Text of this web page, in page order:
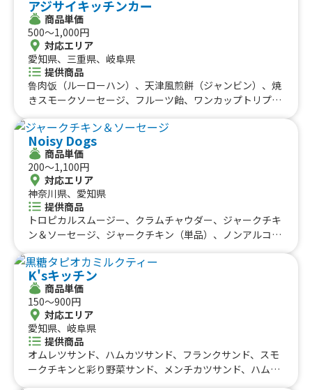
福岡県佐賀県長崎県熊本県大分県
沖縄のケータリングカー
沖縄県
#りんご飴・フルーツ飴
#アサイーボウル
んクリーム、オレオクリーム、チョコクリーム、キャラメ
ルクリーム、抹茶クリーム、ストロベリークリーム、ブル
ーベリークリーム、マンゴークリーム、メープルクリー
ム、ソーセージチーズ、ツナピザ、ツナチーズ、ツナサラ
ダ、ハムツナチーズ、ハムピザ、ハムチーズ、ハムサラ
ダ、シュガーバター、チョコアーモンド、キャラメルアー
モンド、レモンシュガー、ワッフルカップ、クレープメニ
コールドドリンク各種（ソフトドリンク 炭酸 非炭
酸）、ホットドリンク各種（ソフトドリンク 非炭酸）、
かき氷各種
アジサイキッチンカー
商品単価
500〜1,000円
対応エリア
愛知県、三重県、岐阜県
提供商品
鲁肉饭（ルーローハン）、天津風煎餅（ジャンビン）、焼
きスモークソーセージ、フルーツ飴、ワンカップトリプル
ルピスジュース、タピオカジュース、コーヒー、飲むおし
るこ、水餃子、ニラ焼き餃子、アサヒビール、唐揚げ丼、
唐揚げ、酸辣烫(サンラァタン)、豚肉と野菜のおかゆ
Noisy Dogs
商品単価
200〜1,100円
対応エリア
神奈川県、愛知県
提供商品
トロピカルスムージー、クラムチャウダー、ジャークチキ
ン＆ソーセージ、ジャークチキン（単品）、ノンアルコー
キン、フライドポテト、NoisyDog、ビール、ジャークチ
キンサンド、jerk chicken bowl（丼）、生フランクフルト
K'sキッチン
商品単価
150〜900円
対応エリア
愛知県、岐阜県
提供商品
オムレツサンド、ハムカツサンド、フランクサンド、スモ
ークチキンと彩り野菜サンド、メンチカツサンド、ハムカ